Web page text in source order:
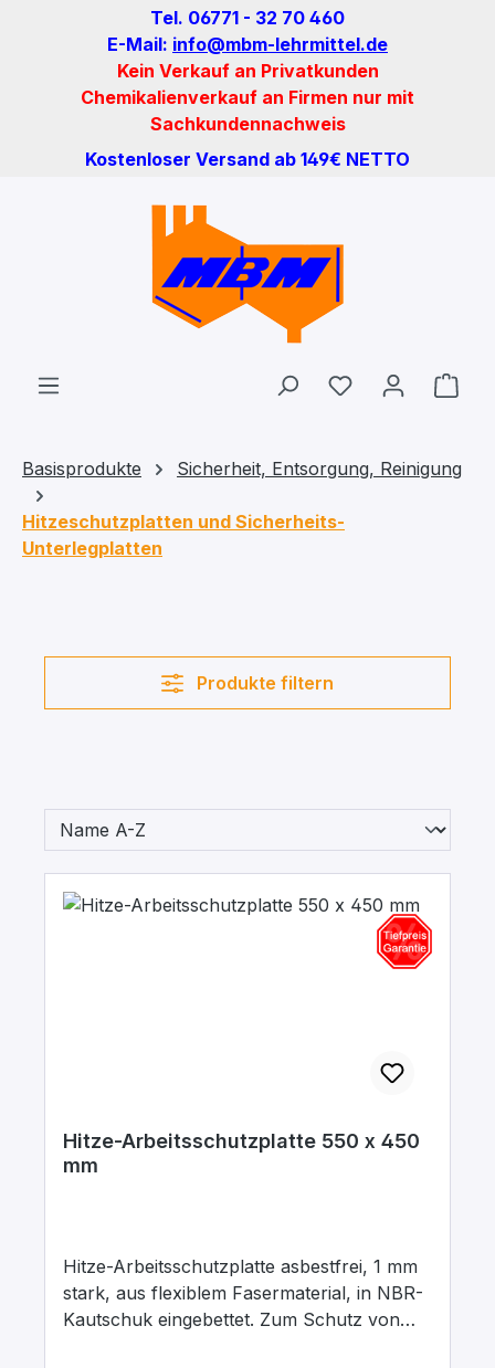
Zum Hauptinhalt springenTel. 06771 - 32 70 460
E-Mail: info@mbm-lehrmittel.de
Kein Verkauf an Privatkunden
Chemikalienverkauf an Firmen nur mit
Sachkundennachweis
Kostenloser Versand ab 149€ NETTO
Du hast 0
Basisprodukte Sicherheit, Entsorgung, Reinigung
Hitzeschutzplatten und Sicherheits-
Unterlegplatten
Produkte filtern
Hitze-Arbeitsschutzplatte 550 x 450
mm
Hitze-Arbeitsschutzplatte asbestfrei, 1 mm
stark, aus flexiblem Fasermaterial, in NBR-
Kautschuk eingebettet. Zum Schutz von